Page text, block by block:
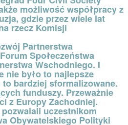
możliwość współpracy z
gdzie przez wiele lat
rzecz Komisji
Partnerstwa
Społeczeństwa
Wschodniego. I
nie było to najlepsze
bardziej sformalizowane.
funduszy. Przeważnie
z Europy Zachodniej.
uczestnikom
Obywatelskiego Polityki